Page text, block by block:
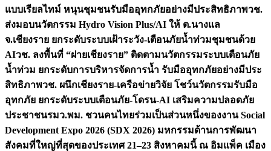
แบบเรียลไทม์ หนุนชุมชนรับมืออุทกภัยอย่างมีประสิทธิภาพวช.
ส่งมอบนวัตกรรม Hydro Vision Plus/AI ให้ ต.นางแล
จ.เชียงราย ยกระดับระบบเฝ้าระวัง-เตือนภัยน้ำท่วมชุมชนด้วย
AIวช. ลงพื้นที่ “ฝายเชียงราย” ติดตามนวัตกรรมระบบเตือนภัย
น้ำท่วม ยกระดับการบริหารจัดการน้ำ รับมืออุทกภัยอย่างมีประ
สิทธิภาพวช. ผนึกเชียงราย-เครือข่ายวิจัย โชว์นวัตกรรมรับมือ
อุทกภัย ยกระดับระบบเตือนภัย-โดรน-AI เสริมความปลอดภัย
ประชาชนรมว.พม. ชวนคนไทยร่วมเป็นส่วนหนึ่งของงาน Social
Development Expo 2026 (SDX 2026) มหกรรมด้านการพัฒนา
สังคมที่ใหญ่ที่สุดของประเทศ 21–23 สิงหาคมนี้ ณ อิมแพ็ค เมือง